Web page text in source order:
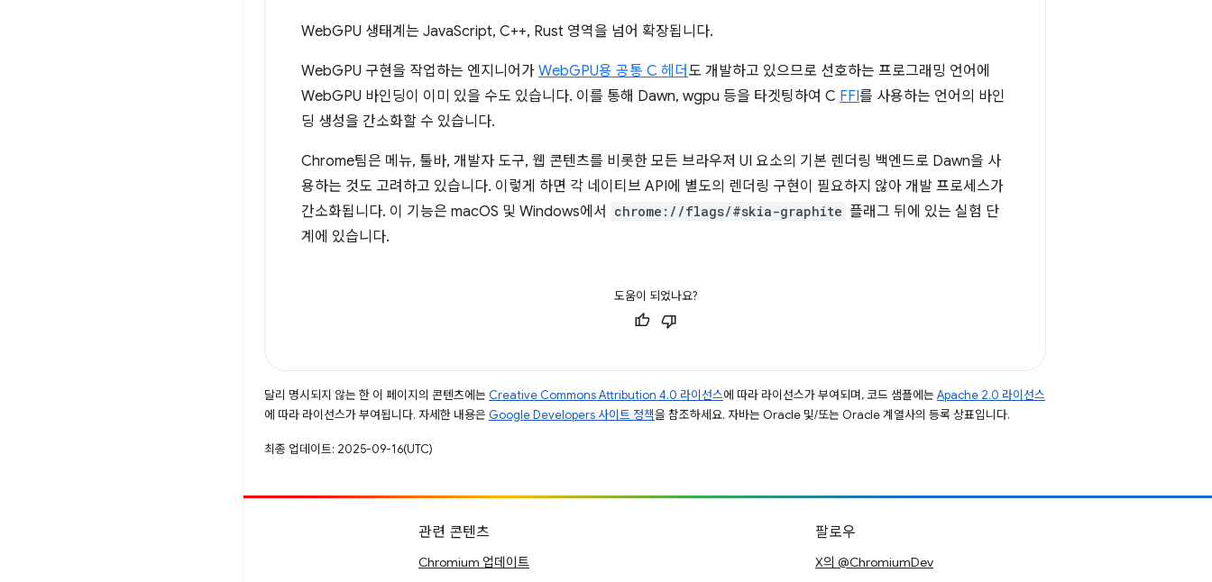
WebGPU 생태계는 JavaScript, C++, Rust 영역을 넘어 확장됩니다.
WebGPU 구현을 작업하는 엔지니어가 WebGPU용 공통 C 헤더 도 개발하고 있으므로 선호하는 프로그래밍 언어에
WebGPU 바인딩이 이미 있을 수도 있습니다. 이를 통해 Dawn, wgpu 등을 타겟팅하여 C FFI를 사용하는 언어의 바인
딩 생성을 간소화할 수 있습니다.
Chrome팀은 메뉴, 툴바, 개발자 도구, 웹 콘텐츠를 비롯한 모든 브라우저 UI 요소의 기본 렌더링 백엔드로 Dawn을 사
용하는 것도 고려하고 있습니다. 이렇게 하면 각 네이티브 API에 별도의 렌더링 구현이 필요하지 않아 개발 프로세스가
간소화됩니다. 이 기능은 macOS 및 Windows에서
chrome://flags/#skia-graphite 플래그 뒤에 있는 실험 단
계에 있습니다.
도움이 되었나요?
달리 명시되지 않는 한 이 페이지의 콘텐츠에는 Creative Commons Attribution 4.0 라이선스에 따라 라이선스가 부여되며, 코드 샘플에는 Apache 2.0 라이선스
에 따라 라이선스가 부여됩니다. 자세한 내용은 Google Developers 사이트 정책을 참조하세요. 자바는 Oracle 및/또는 Oracle 계열사의 등록 상표입니다.
최종 업데이트: 2025-09-16(UTC)
관련 콘텐츠
Chromium 업데이트
팔로우
X의 @ChromiumDev